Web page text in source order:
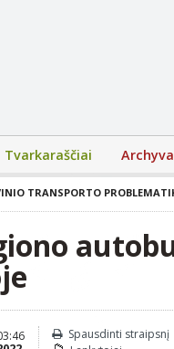
Tvarkaraščiai
TRANSPORTO
Spausdinti straipsnį